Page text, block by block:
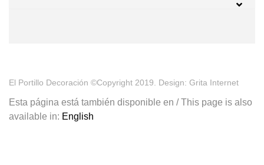
El Portillo Decoración ©Copyright 2019. Design: Grita Internet
Esta página está también disponible en / This page is also
available in: English